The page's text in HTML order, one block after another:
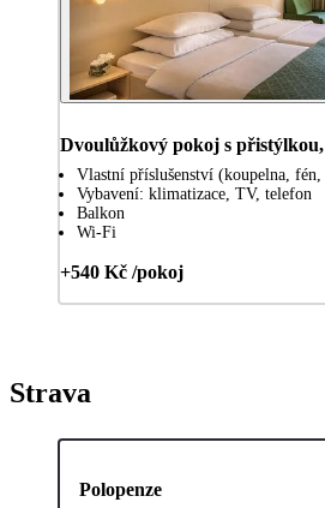
Dvoulůžkový pokoj s
Vlastní příslušenství (koupelna,
Vybavení: klimatizace, TV, telefon
Balkon
Wi-Fi
+540 Kč /pokoj
Strava
Polopenze